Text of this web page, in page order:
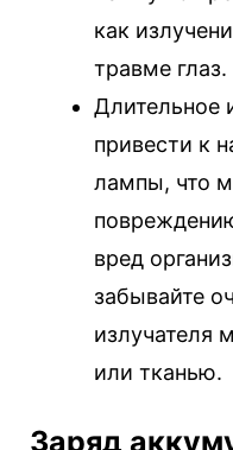
как
травме глаз.
Длительное
привести к
лампы, что
вред
забывайте
излучателя
или тканью.
Заряд